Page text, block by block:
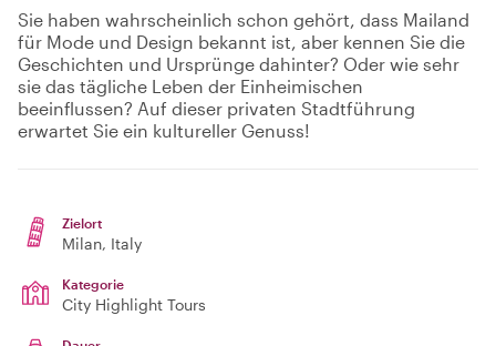
Sie haben wahrscheinlich schon gehört, dass Mailand
für Mode und Design bekannt ist, aber kennen Sie die
Geschichten und Ursprünge dahinter? Oder wie sehr
sie das tägliche Leben der Einheimischen
beeinflussen? Auf dieser privaten Stadtführung
erwartet Sie ein kultureller Genuss!
Zielort
Milan, Italy
Kategorie
City Highlight Tours